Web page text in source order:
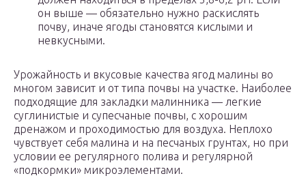
он выше — обязательно нужно раскислять
почву, иначе ягоды становятся кислыми и
невкусными.
Урожайность и вкусовые качества ягод малины во
многом зависит и от типа почвы на участке. Наиболее
подходящие для закладки малинника — легкие
суглинистые и супесчаные почвы, с хорошим
дренажом и проходимостью для воздуха. Неплохо
чувствует себя малина и на песчаных грунтах, но при
условии ее регулярного полива и регулярной
«подкормки» микроэлементами.